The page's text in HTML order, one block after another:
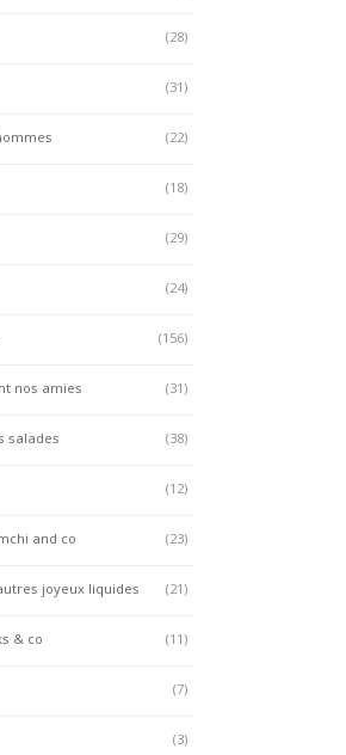
(28)
(31)
(22)
(18)
(29)
(24)
(156)
nos amies (31)
salades (38)
(12)
and co (23)
joyeux liquides (21)
& co (11)
(7)
(3)